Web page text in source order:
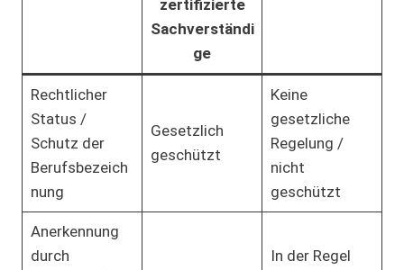
zertifizierte
Sachverständi
ge
Rechtlicher
Status /
Schutz der
Berufsbezeich
nung
Gesetzlich
geschützt
Keine
gesetzliche
Regelung /
nicht
geschützt
Anerkennung
durch
In der Regel